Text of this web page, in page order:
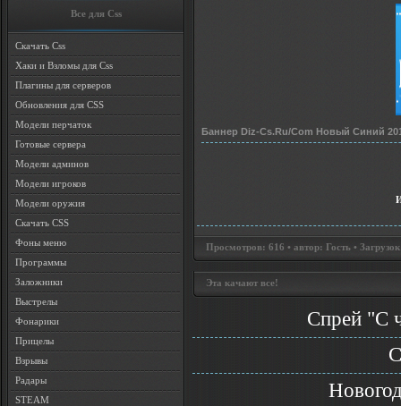
Все для Css
Скачать Css
Хаки и Взломы для Css
Плагины для серверов
Обновления для CSS
Модели перчаток
Готовые сервера
Модели админов
Модели игроков
Модели оружия
Скачать CSS
Фоны меню
Программы
Заложники
Выстрелы
Фонарики
Прицелы
Взрывы
Радары
STEAM
Баннер Diz-Cs.Ru/Com Новый Синий
Просмотров: 616 • автор: Гость •
Эта качают все!
Спрей "С